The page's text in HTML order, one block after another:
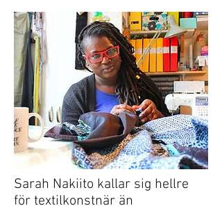
Sarah Nakiito kallar sig hellre
för textilkonstnär än